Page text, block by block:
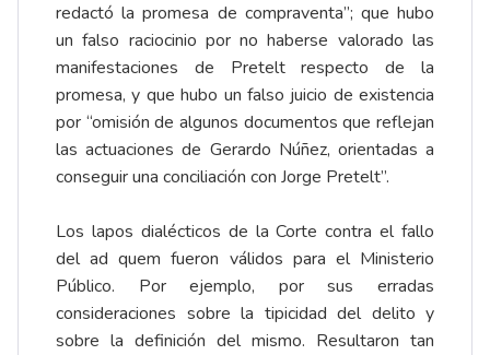
redactó la promesa de compraventa”; que hubo
un falso raciocinio por no haberse valorado las
manifestaciones de Pretelt respecto de la
promesa, y que hubo un falso juicio de existencia
por “omisión de algunos documentos que reflejan
las actuaciones de Gerardo Núñez, orientadas a
conseguir una conciliación con Jorge Pretelt”.
Los lapos dialécticos de la Corte contra el fallo
del ad quem fueron válidos para el Ministerio
Público. Por ejemplo, por sus erradas
consideraciones sobre la tipicidad del delito y
sobre la definición del mismo. Resultaron tan